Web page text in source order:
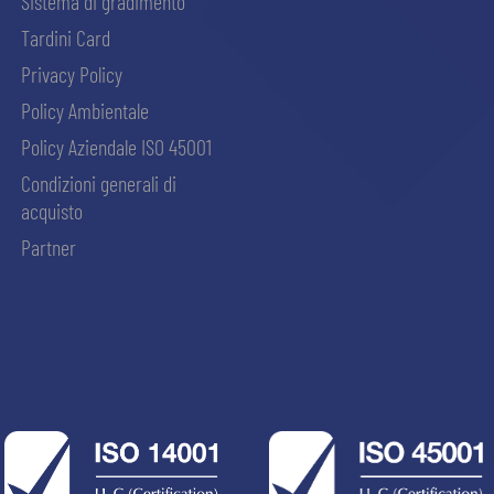
Tardini Card
Privacy Policy
Policy Ambientale
Policy Aziendale ISO 45001
Condizioni generali di
acquisto
Partner